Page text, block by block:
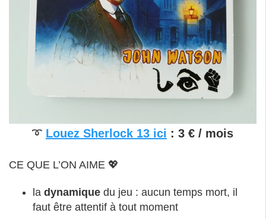
➰ Louez Sherlock 13 ici : 3 € / mois
CE QUE L’ON AIME 💖
la dynamique du jeu : aucun temps mort, il
faut être attentif à tout moment